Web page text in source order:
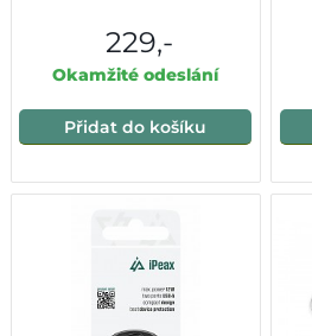
229,-
Okamžité odeslání
Přidat do košíku